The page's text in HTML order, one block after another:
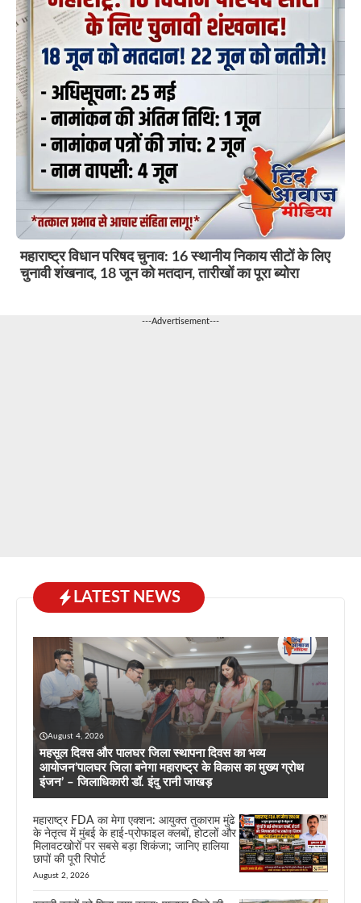
महाराष्ट्र विधान परिषद चुनाव: 16 स्थानीय निकाय सीटों के लिए
चुनावी शंखनाद, 18 जून को मतदान, तारीखों का पूरा ब्योरा
---Advertisement---
LATEST NEWS
August 4, 2026
महसूल दिवस और पालघर जिला स्थापना दिवस का भव्य
आयोजन’पालघर जिला बनेगा महाराष्ट्र के विकास का मुख्य ग्रोथ
इंजन’ – जिलाधिकारी डॉ. इंदु रानी जाखड़
महाराष्ट्र FDA का मेगा एक्शन: आयुक्त तुकाराम मुंढे
के नेतृत्व में मुंबई के हाई-प्रोफाइल क्लबों, होटलों और
मिलावटखोरों पर सबसे बड़ा शिकंजा; जानिए हालिया
छापों की पूरी रिपोर्ट
August 2, 2026